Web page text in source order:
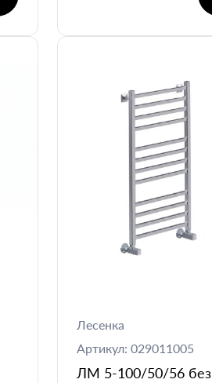
Лесенка
Артикул: 029011005
ЛМ 5-100/50/56 без